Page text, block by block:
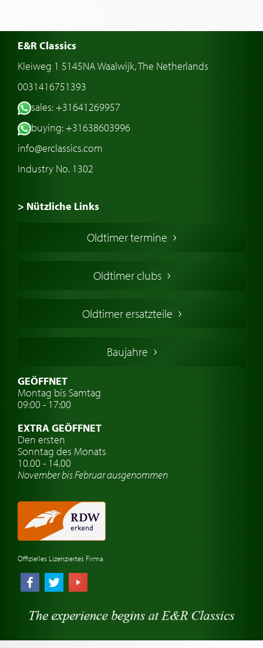
E&R Classics
Kleiweg 1 5145NA Waalwijk, The Netherlands
0031416751393
sales: +31641269957
buying: +31638603996
info@erclassics.com
Industry No. 1302
> Nützliche Links
Oldtimers in Europa
Englische Oldtimer
Deutsche Oldtimer
Schwedische Oldtimer
Oldtimer mit h-kennzeichen
Auto Oldtimer Markt
Oldtimer-Versicherung
Oldtimer-Clubs
Oldtimer-Reisen
Automarken uhren
Oldtimer termine
Oldtimer clubs
Oldtimer ersatzteile
Baujahre
GEÖFFNET
Montag bis Samtag
09:00 - 17:00
EXTRA GEÖFFNET
Den ersten
Sonntag des Monats
10.00 - 14.00
November bis Februar ausgenommen
Offizielles Lizenziertes Firma